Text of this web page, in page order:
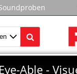
Modelle